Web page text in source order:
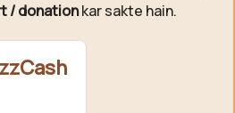
/ donationkar sakte hain.